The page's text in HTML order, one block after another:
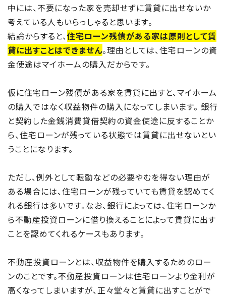
中には、不要になった家を売却せずに賃貸に出せないか
考えている人もいらっしゃると思います。
結論からすると、住宅ローン残債がある家は原則として賃
貸に出すことはできません。理由としては、住宅ローンの資
金使途はマイホームの購入だからです。
仮に住宅ローン残債がある家を賃貸に出すと、マイホーム
の購入ではなく収益物件の購入になってしまいます。 銀行
と契約した金銭消費貸借契約の資金使途に反することか
ら、住宅ローンが残っている状態では賃貸に出せないとい
うことになります。
ただし、例外として転勤などの必要やむを得ない理由が
ある場合には、住宅ローンが残っていても賃貸を認めてく
れる銀行は多いです。なお、銀行によっては、住宅ローンか
ら不動産投資ローンに借り換えることによって賃貸に出す
ことを認めてくれるケースもあります。
不動産投資ローンとは、収益物件を購入するためのロー
ンのことです。不動産投資ローンは住宅ローンより金利が
高くなってしまいますが、正々堂々と賃貸に出すことがで